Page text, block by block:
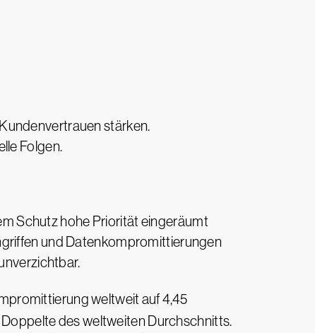
stärken.
Folgen.
Schutz hohe Priorität eingeräumt
und Datenkompromittierungen
weltweit auf 4,45
Doppelte des weltweiten Durchschnitts.